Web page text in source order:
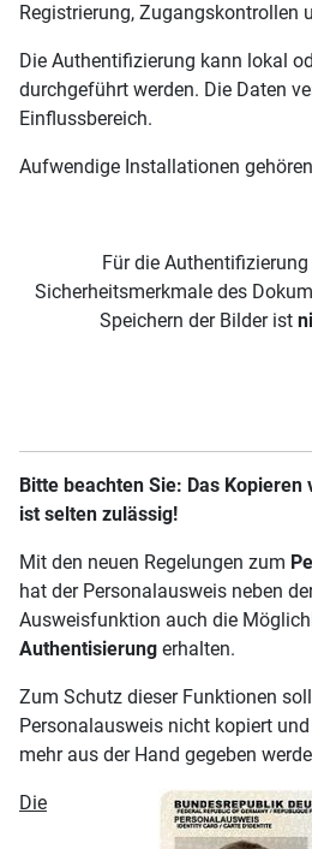
Registrierung, Zugangskontrollen
Die Authentifizierung kann lokal
durchgeführt werden. Die Daten
Einflussbereich.
Aufwendige Installationen
Für die
Sicherheitsmerkmale des
Speichern der Bilder ist
Bitte beachten Sie: Das
ist selten zulässig!
Mit den neuen Regelungen zum
hat der Personalausweis neben
Ausweisfunktion auch die
Authentisierung erhalten.
Zum Schutz dieser Funktionen
Personalausweis nicht kopiert
mehr aus der Hand gegeben
Die